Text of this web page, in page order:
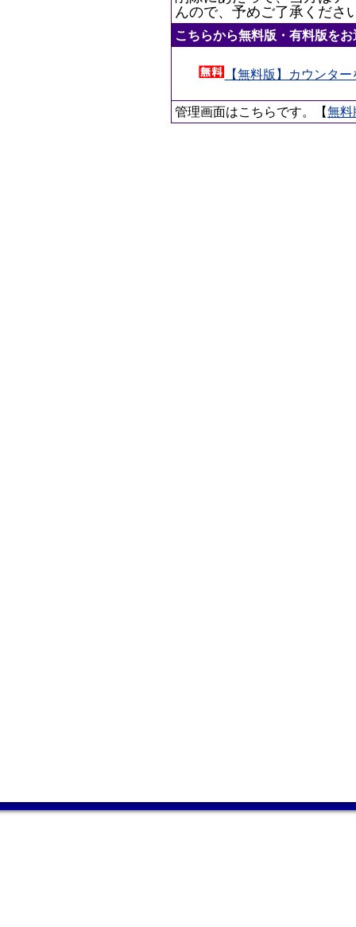
んので、予めご了承くださ
こちらから無料版・有料版を
【無料版】カウンタ
管理画面はこちらです。【無料